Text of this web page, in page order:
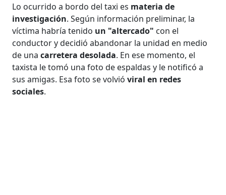
Lo ocurrido a bordo del taxi es materia de
investigación. Según información preliminar, la
víctima habría tenido un "altercado" con el
conductor y decidió abandonar la unidad en medio
de unacarretera desolada. En ese momento, el
taxista le tomó una foto de espaldas y le notificó a
sus amigas. Esa foto se volvióviral en redes
sociales.